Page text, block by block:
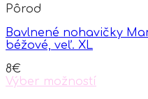
The
may
be
on
the
Pôrod
Bavlnené nohavičky
béžové, veľ. XL
8€
Výber možností